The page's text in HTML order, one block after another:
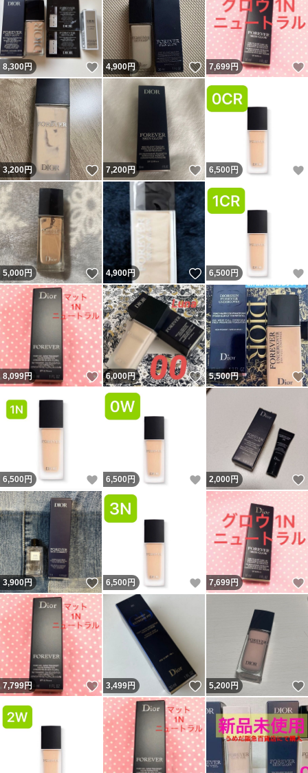
8,300円 いいね！
4,900円 いいね！
7,699円
3,200円 いいね！
7,200円 いいね！
6,500 円
5,000円 いいね！
4,900円 いいね！
6,500 円
8,099円 いいね！
6,000円 いいね！
5,500円
6,500 円 いいね！
6,500 円 いいね！
2,000円
3,900円 いいね！
6,500 円 いいね！
7,699円
7,799円 いいね！
3,499円 いいね！
5,200円